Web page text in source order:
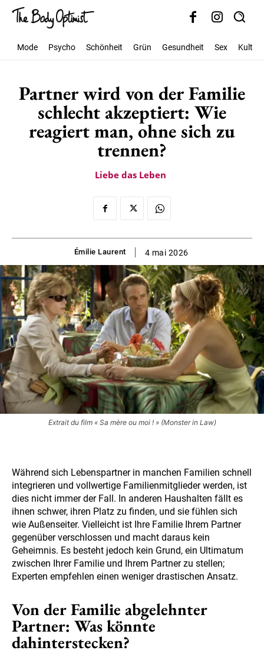
Mode Psycho Schönheit Grün Gesundheit Sex Kultur
Partner wird von der Familie
schlecht akzeptiert: Wie
reagiert man, ohne sich zu
trennen?
Liebe das Leben
Émilie Laurent 4 mai 2026
Extrait du film « Sa mère ou moi ! » (Monster in Law)
Während sich Lebenspartner in manchen Familien schnell
integrieren und vollwertige Familienmitglieder werden, ist
dies nicht immer der Fall. In anderen Haushalten fällt es
ihnen schwer, ihren Platz zu finden, und sie fühlen sich
wie Außenseiter. Vielleicht ist Ihre Familie Ihrem Partner
gegenüber verschlossen und macht daraus kein
Geheimnis. Es besteht jedoch kein Grund, ein Ultimatum
zwischen Ihrer Familie und Ihrem Partner zu stellen;
Experten empfehlen einen weniger drastischen Ansatz.
Von der Familie abgelehnter
Partner: Was könnte
dahinterstecken?